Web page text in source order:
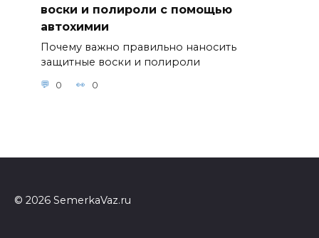
воски и полироли с помощью
автохимии
Почему важно правильно наносить
защитные воски и полироли
0 0
© 2026 SemerkaVaz.ru